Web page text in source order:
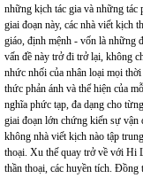
những kịch tác gia và những tác
giai đoạn này, các nhà viết kịch
giáo, định mệnh - vốn là những
vấn đề này trở đi trở lại, không
nhức nhối của nhân loại mọi
thức phản ánh và thể hiện của
nghĩa phức tạp, đa dạng cho
giai đoạn lớn chứng kiến sự vận
không nhà viết kịch nào tập
thoại. Xu thế quay trở về với Hi
thần thoại, các huyền tích.